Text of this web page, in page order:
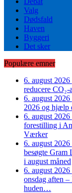
Valg
Dødsfald
Haven
Byggeri
Det sker
Populære emner
6. august 2026
reducere
6. august 2026
2026 og hjælp
6. august 2026
forestilling i
Værker
6. august 2026
besøgte Gram
i august måned
6. august 2026
onsdag aften
huden…